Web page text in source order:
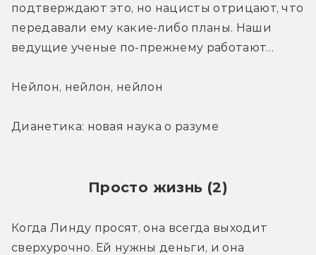
подтверждают это, но нацисты отрицают, что
передавали ему какие-либо планы. Наши
ведущие ученые по-прежнему работают…
Нейлон, нейлон, нейлон
Дианетика: новая наука о разуме
Просто жизнь (2)
Когда Линду просят, она всегда выходит
сверхурочно. Ей нужны деньги, и она